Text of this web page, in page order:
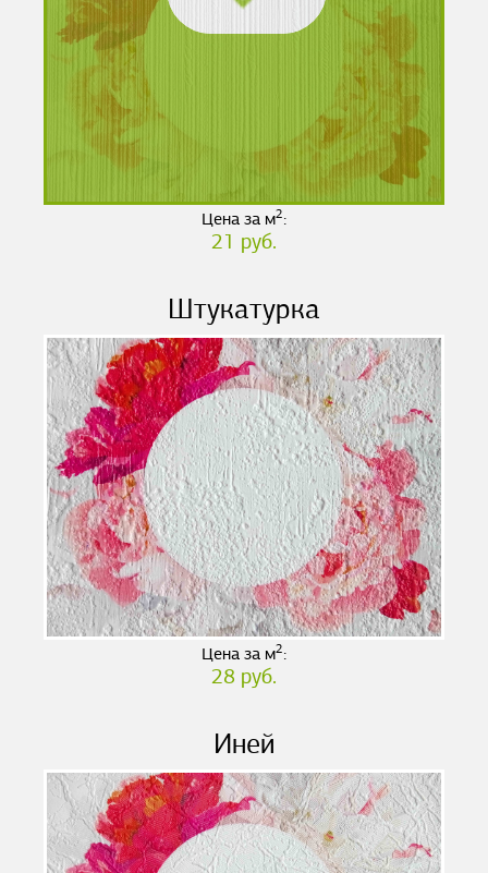
Цена за м2:
21 руб.
Штукатурка
Цена за м2:
28 руб.
Иней